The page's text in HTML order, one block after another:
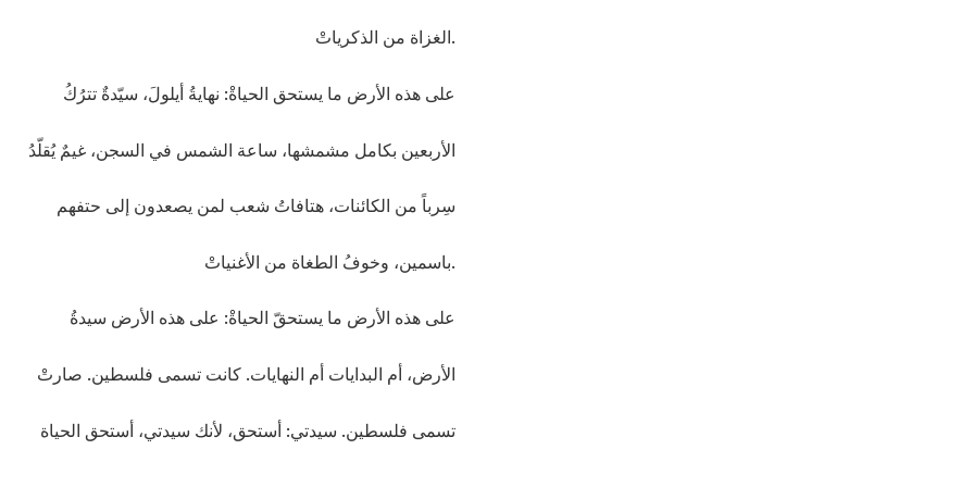
الغزاة من الذكرياتْ.
على هذه الأرض ما يستحق الحياةْ: نهايةُ أيلولَ، سيّدةٌ تترُكُ
الأربعين بكامل مشمشها، ساعة الشمس في السجن، غيمٌ يُقلّدُ
سِرباً من الكائنات، هتافاتُ شعب لمن يصعدون إلى حتفهم
باسمين، وخوفُ الطغاة من الأغنياتْ.
على هذه الأرض ما يستحقّ الحياةْ: على هذه الأرض سيدةُ
الأرض، أم البدايات أم النهايات. كانت تسمى فلسطين. صارتْ
تسمى فلسطين. سيدتي: أستحق، لأنك سيدتي، أستحق الحياة